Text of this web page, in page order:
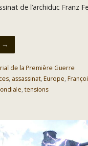
de l’archiduc Franz
→
de la Première Guerre
, assassinat, Europe,
, tensions